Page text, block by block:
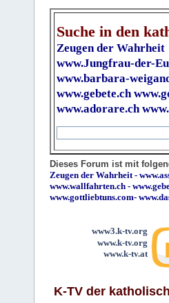
Suche in den
Zeugen der Wahrheit
www.Jungfrau-der-
www.barbara-
www.gebete.ch
www.adorare.ch
Dieses Forum ist mit
Zeugen der Wahrheit-
www.wallfahrten.ch -
www.gottliebtuns.com-
www3.k-tv.org
www.k-tv.org
www.k-tv.at
K-TV der